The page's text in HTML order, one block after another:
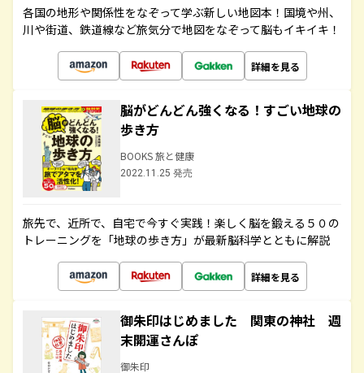
各国の地形や関係性をなぞって学ぶ新しい地図本！国境や州、
川や街道、鉄道線など旅気分で地図をなぞって脳もイキイキ！
詳細を見る
脳がどんどん強くなる！すごい地球の
歩き方
BOOKS 旅と健康
2022.11.25 発売
旅先で、近所で、自宅で今すぐ実践！楽しく脳を鍛える５０の
トレーニングを「地球の歩き方」が最新脳科学とともに解説
詳細を見る
御朱印はじめました 関東の神社 週
末開運さんぽ
御朱印